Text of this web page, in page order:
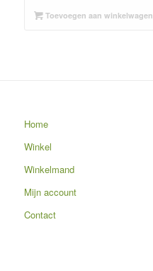
Toevoegen aan winkelwagen
Home
Winkel
Winkelmand
Mijn account
Contact